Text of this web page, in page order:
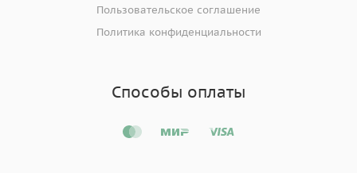
Пользовательское соглашение
Политика конфиденциальности
Способы оплаты